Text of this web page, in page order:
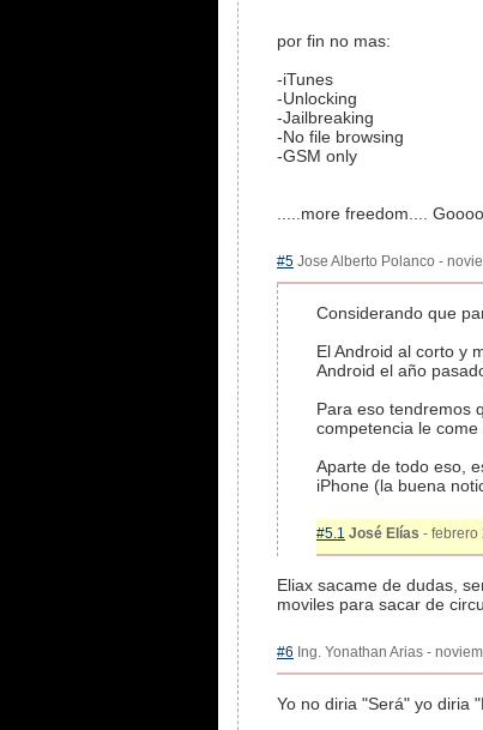
por fin no mas:
-iTunes
-Unlocking
-Jailbreaking
-No file browsing
-GSM only
.....more freedom....
#5 Jose Alberto Polanco -
Considerando que
El Android al corto y
Android el año
Para eso tendremos
competencia le come
Aparte de todo eso,
iPhone (la buena
#5.1 José Elías - febrero
Eliax sacame de dudas,
moviles para sacar de
#6 Ing. Yonathan Arias -
Yo no diria "Será" yo diria